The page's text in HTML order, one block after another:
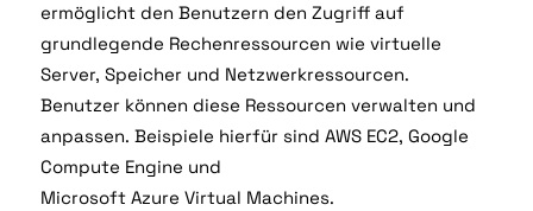
ermöglicht den Benutzern den Zugriff auf
grundlegende Rechenressourcen wie virtuelle
Server, Speicher und Netzwerkressourcen.
Benutzer können diese Ressourcen verwalten und
anpassen. Beispiele hierfür sind AWS EC2, Google
Compute Engine und
Microsoft Azure Virtual Machines.